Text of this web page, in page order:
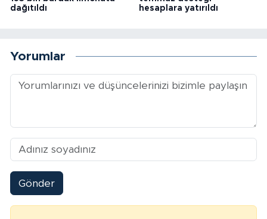
dağıtıldı
hesaplara yatırıldı
Yorumlar
Gönder